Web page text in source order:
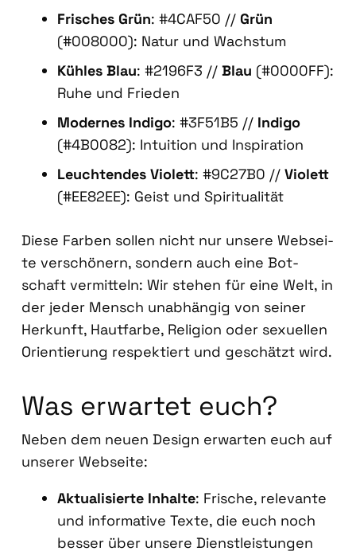
Fri­sches Grün: #4CAF50 // Grün
(#008000): Natur und Wachs­tum
Küh­les Blau: #2196F3 // Blau (#0000FF):
Ruhe und Frie­den
Moder­nes Indi­go: #3F51B5 // Indi­go
(#4B0082): Intui­ti­on und Inspi­ra­ti­on
Leuch­ten­des Vio­lett: #9C27B0 // Vio­lett
(#EE82EE): Geist und Spi­ri­tua­li­tät
Die­se Far­ben sol­len nicht nur unse­re Web­sei­
te ver­schö­nern, son­dern auch eine Bot­
schaft ver­mit­teln: Wir ste­hen für eine Welt, in
der jeder Mensch unab­hän­gig von sei­ner
Her­kunft, Haut­far­be, Reli­gi­on oder sexu­el­len
Ori­en­tie­rung respek­tiert und geschätzt wird.
Was erwar­tet euch?
Neben dem neu­en Design erwar­ten euch auf
unse­rer Web­sei­te:
Aktua­li­sier­te Inhal­te: Fri­sche, rele­van­te
und infor­ma­ti­ve Tex­te, die euch noch
bes­ser über unse­re Dienst­leis­tun­gen